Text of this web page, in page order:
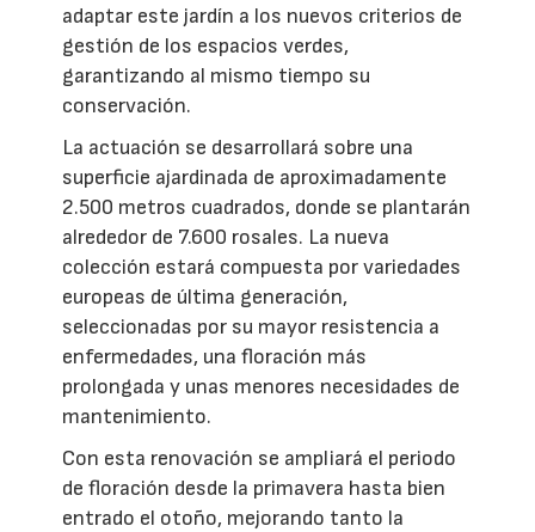
adaptar este jardín a los nuevos criterios de
gestión de los espacios verdes,
garantizando al mismo tiempo su
conservación.
La actuación se desarrollará sobre una
superficie ajardinada de aproximadamente
2.500 metros cuadrados, donde se plantarán
alrededor de 7.600 rosales. La nueva
colección estará compuesta por variedades
europeas de última generación,
seleccionadas por su mayor resistencia a
enfermedades, una floración más
prolongada y unas menores necesidades de
mantenimiento.
Con esta renovación se ampliará el periodo
de floración desde la primavera hasta bien
entrado el otoño, mejorando tanto la